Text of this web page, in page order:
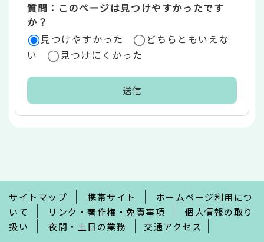
質問：このページは見つけやすかったです
か？
見つけやすかった
どちらともいえな
い
見つけにくかった
で
サイトマップ 携帯サイト
ホームページ利用につ
いて
リンク・著作権・免責事項
個人情報の取り
扱い
夜間・土日の業務 交通アクセス